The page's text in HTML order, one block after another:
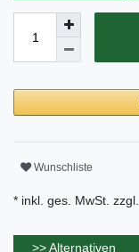
Wunschliste
* inkl. ges. MwSt. zzgl.
>> Alternativen